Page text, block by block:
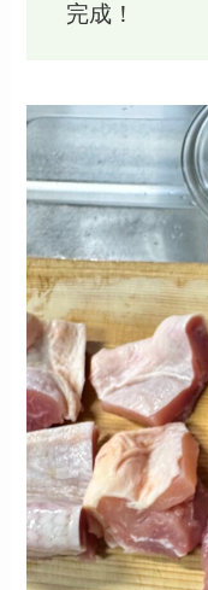
完成！